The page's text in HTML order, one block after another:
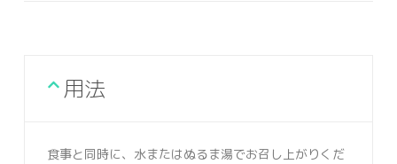
用法
食事と同時に、水またはぬるま湯でお召し上がりくだ